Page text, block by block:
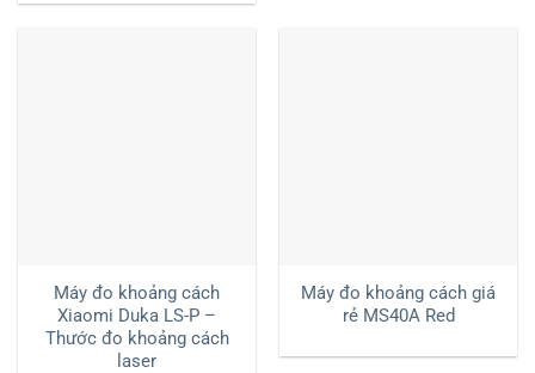
Máy đo khoảng cách
Xiaomi Duka LS-P –
Thước đo khoảng cách
laser
Máy đo khoảng cách giá
rẻ MS40A Red